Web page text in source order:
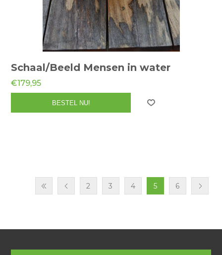
Schaal/Beeld Mensen in water
€179,95
2 3 4 5 6